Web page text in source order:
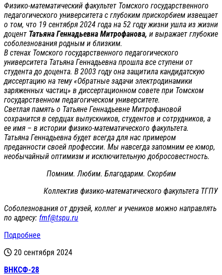
Физико-математический факультет Томского государственного
педагогического университета с глубоким прискорбием извещает
о том, что 19 сентября 2024 года на 52 году жизни ушла из жизни
доцент Татьяна Геннадьевна Митрофанова, и выражает глубокие
соболезнования родным и близким.
В стенах Томского государственного педагогического
университета Татьяна Геннадьевна прошла все ступени от
студента до доцента. В 2003 году она защитила кандидатскую
диссертацию на тему «Обратные задачи электродинамики
заряженных частиц» в диссертационном совете при Томском
государственном педагогическом университете.
Светлая память о Татьяне Геннадьевне Митрофановой
сохранится в сердцах выпускников, студентов и сотрудников, а
ее имя – в истории физико-математического факультета.
Татьяна Геннадьевна будет всегда для нас примером
преданности своей профессии. Мы навсегда запомним ее юмор,
необычайный оптимизм и исключительную добросовестность.
Помним. Любим. Благодарим. Скорбим
Коллектив физико-математического факультета ТГПУ
Соболезнования от друзей, коллег и учеников можно направлять
по адресу: fmf@tspu.ru
Подробнее
20 сентября 2024
ВНКСФ-28